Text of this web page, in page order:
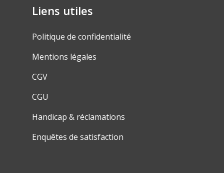
Liens utiles
Politique de confidentialité
Mentions légales
CGV
CGU
Handicap & réclamations
Enquêtes de satisfaction